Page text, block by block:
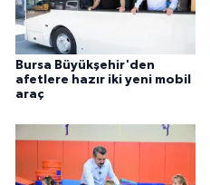
Bursa Büyükşehir'den
afetlere hazır iki yeni mobil
araç